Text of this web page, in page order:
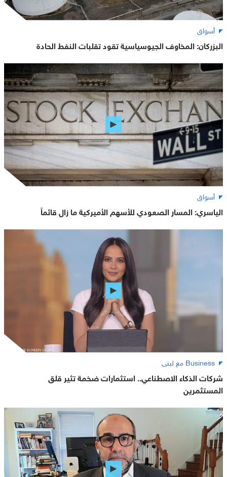
أسواق
البزركان: المخاوف الجيوسياسية تقود تقلبات النفط الحادة
أسواق
الياسري: المسار الصعودي للأسهم الأميركية ما زال قائماً
Business مع لبنى
شركات الذكاء الاصطناعي.. استثمارات ضخمة تثير قلق
المستثمرين